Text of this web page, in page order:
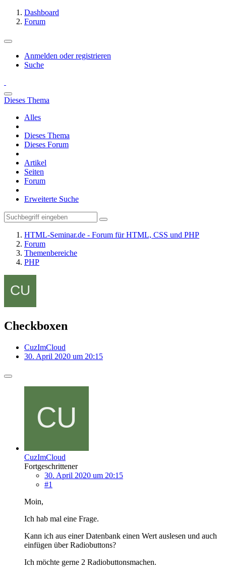
Dashboard
Forum
Anmelden oder registrieren
Suche
Dieses Thema
Alles
Dieses Thema
Dieses Forum
Artikel
Seiten
Forum
Erweiterte Suche
HTML-Seminar.de - Forum für HTML, CSS und PHP
Forum
Themenbereiche
PHP
Checkboxen
CuzImCloud
30. April 2020 um 20:15
CuzImCloud
Fortgeschrittener
30. April 2020 um 20:15
#1
Moin,
Ich hab mal eine Frage.
Kann ich aus einer Datenbank einen Wert auslesen und auch
einfügen über Radiobuttons?
Ich möchte gerne 2 Radiobuttonsmachen.